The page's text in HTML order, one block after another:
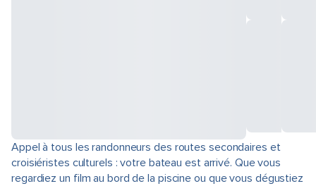
Appel à tous les randonneurs des routes secondaires et
croisiéristes culturels : votre bateau est arrivé. Que vous
regardiez un film au bord de la piscine ou que vous dégustiez